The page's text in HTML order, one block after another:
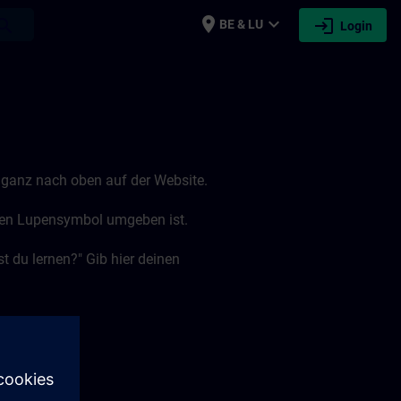
place BE & LU expand_more login Login
nach oben auf der Website.
Lupensymbol umgeben ist.
du lernen?" Gib hier deinen